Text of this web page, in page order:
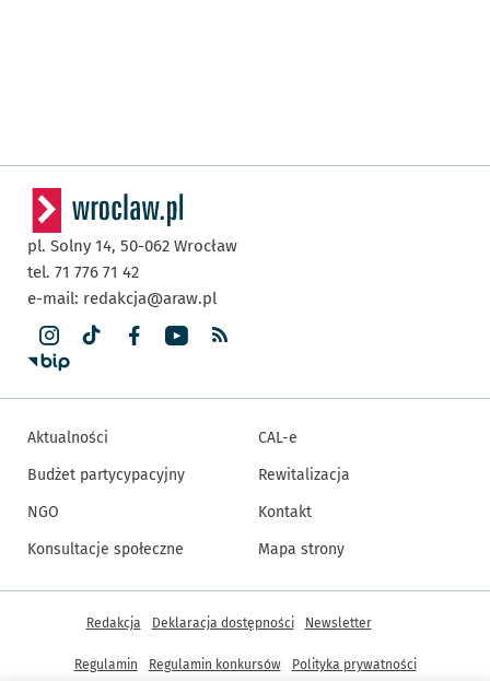
pl. Solny 14, 50-062 Wrocław
tel. 71 776 71 42
e-mail: redakcja@araw.pl
Aktualności
Budżet partycypacyjny
NGO
Konsultacje społeczne
CAL-e
Rewitalizacja
Kontakt
Mapa strony
Inne informacje
Redakcja Deklaracja dostępności Newsletter
Regulamin Regulamin konkursów Polityka prywatności